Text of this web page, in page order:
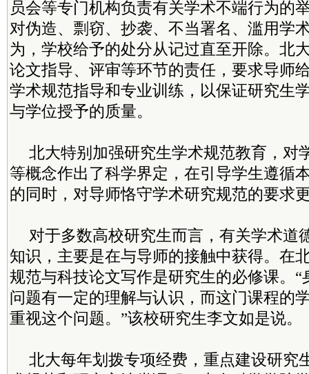
员会等专门机构负责有关学术不端行为的
对伪造、剽窃、抄袭、不当署名、滥用学
为，学校给予的处分从记过直至开除。北
论文指导、评审等环节的责任，要求导师
学术规范指导和专业训练，以保证研究生
与学位授予的质量。
北大特别加强研究生学术规范教育，对
等概念作出了科学界定，在引导学生遵循
的同时，对导师恪守学术研究规范的要求
对于多数高校研究生而言，有关学术道
知识，主要是在与导师的接触中获得。在
规范与科技论文写作是研究生的必修课。
问题有一定的理解与认识，而这门课程的
重视这个问题。”该校研究生李文如是说。
北大每年划拨专项经费，重点建设研究